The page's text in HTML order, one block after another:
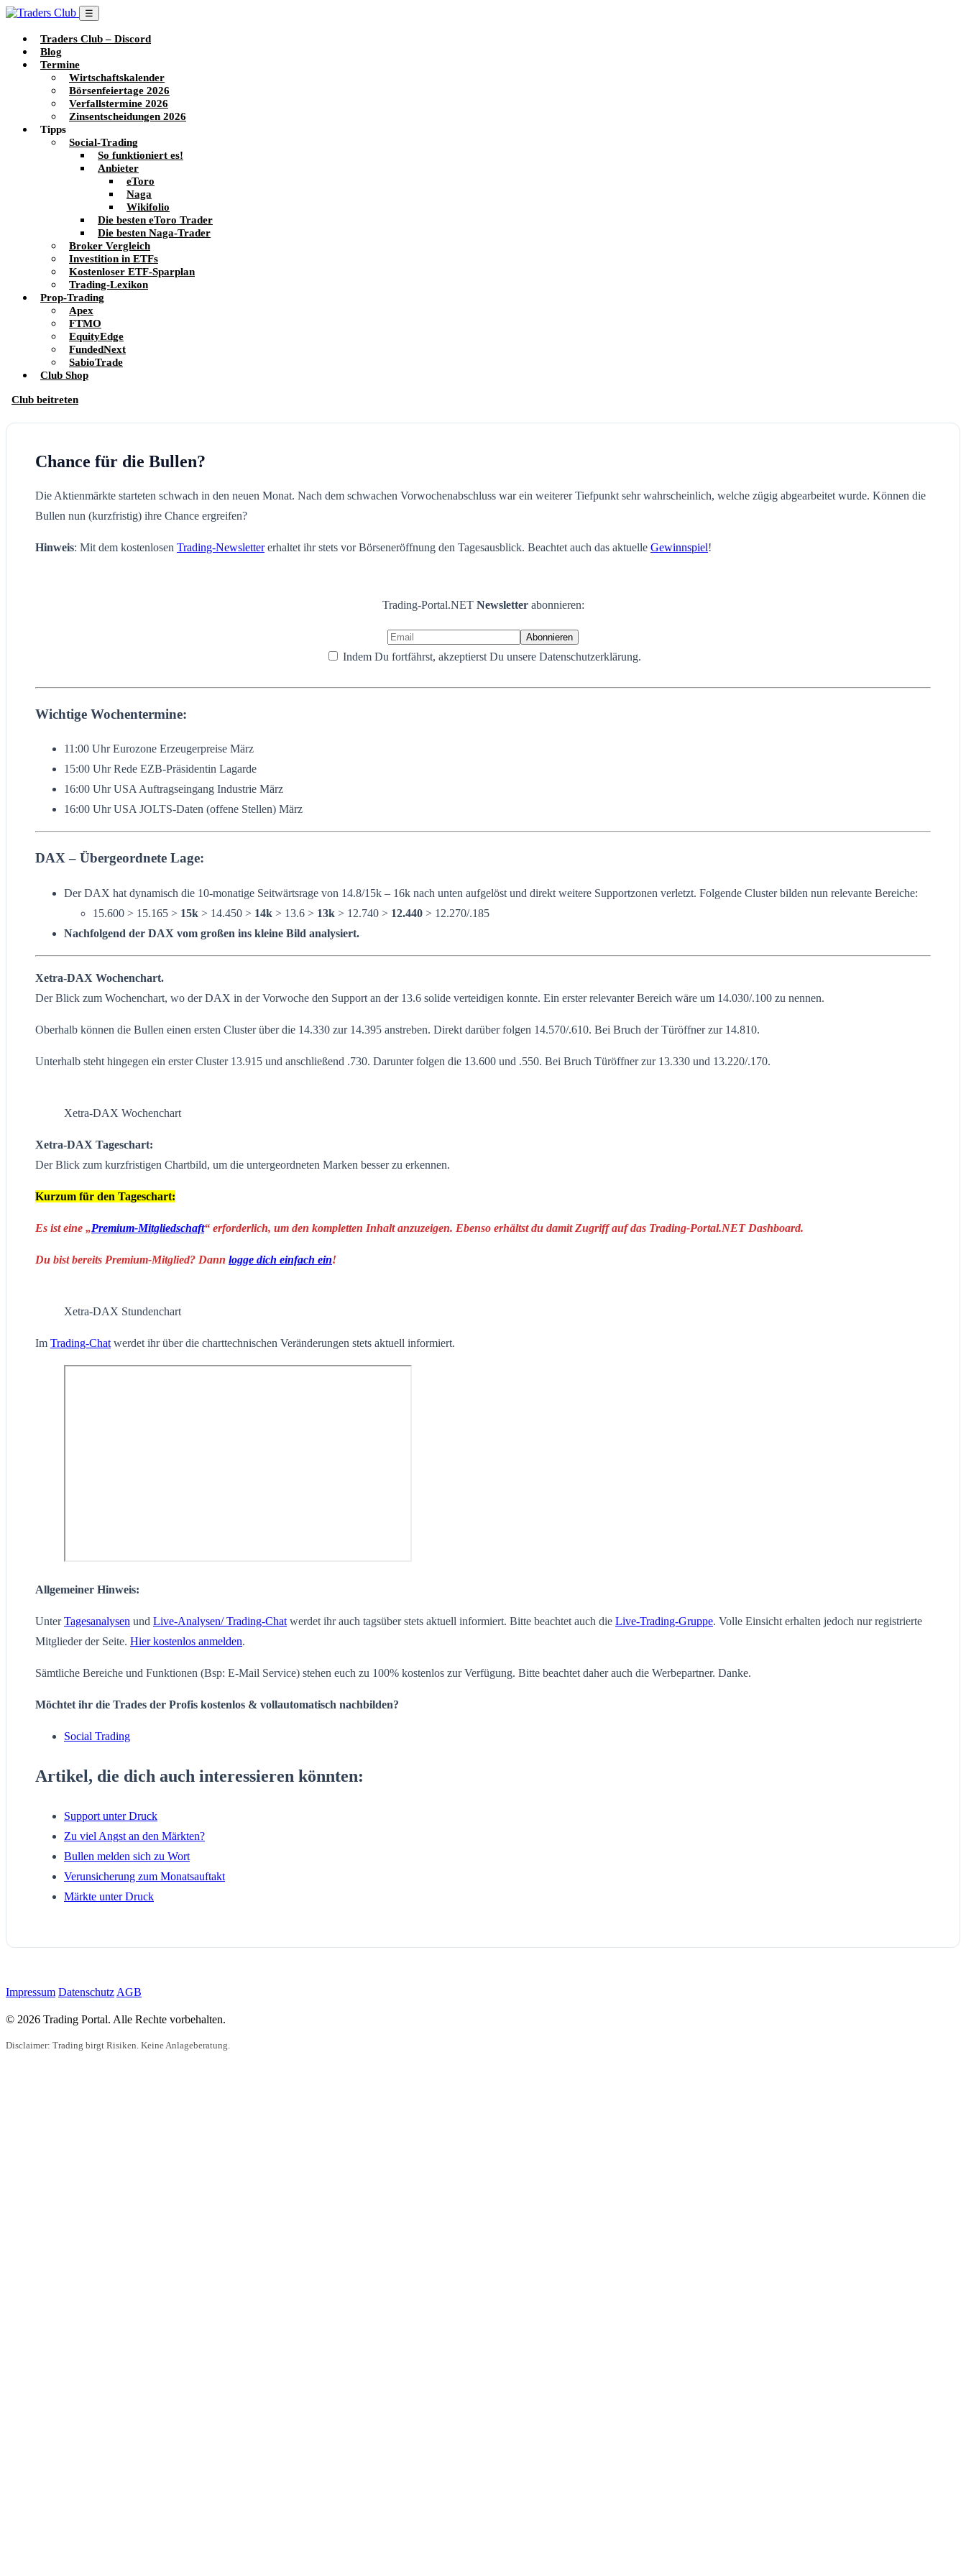
☰
Traders Club – Discord
Blog
Termine
Wirtschaftskalender
Börsenfeiertage 2026
Verfallstermine 2026
Zinsentscheidungen 2026
Tipps
Social-Trading
So funktioniert es!
Anbieter
eToro
Naga
Wikifolio
Die besten eToro Trader
Die besten Naga-Trader
Broker Vergleich
Investition in ETFs
Kostenloser ETF-Sparplan
Trading-Lexikon
Prop-Trading
Apex
FTMO
EquityEdge
FundedNext
SabioTrade
Club Shop
Club beitreten
Chance für die Bullen?
Die Aktienmärkte starteten schwach in den neuen Monat. Nach dem schwachen Vorwochenabschluss war ein weiterer Tiefpunkt sehr wahrscheinlich, welche zügig abgearbeitet wurde. Können die
Bullen nun (kurzfristig) ihre Chance ergreifen?
Hinweis: Mit dem kostenlosen Trading-Newslettererhaltet ihr stets vor Börseneröffnung den Tagesausblick. Beachtet auch das aktuelle Gewinnspiel!
Trading-Portal.NET Newsletter abonnieren:
Indem Du fortfährst, akzeptierst Du unsere Datenschutzerklärung.
Wichtige Wochentermine:
11:00 Uhr Eurozone Erzeugerpreise März
15:00 Uhr Rede EZB-Präsidentin Lagarde
16:00 Uhr USA Auftragseingang Industrie März
16:00 Uhr USA JOLTS-Daten (offene Stellen) März
DAX – Übergeordnete Lage:
Der DAX hat dynamisch die 10-monatige Seitwärtsrage von 14.8/15k – 16k nach unten aufgelöst und direkt weitere Supportzonen verletzt. Folgende Cluster bilden nun relevante Bereiche:
15.600 > 15.165 > 15k > 14.450 > 14k > 13.6 > 13k > 12.740 > 12.440 > 12.270/.185
Nachfolgend der DAX vom großen ins kleine Bild analysiert.
Xetra-DAX Wochenchart.
Der Blick zum Wochenchart, wo der DAX in der Vorwoche den Support an der 13.6 solide verteidigen konnte. Ein erster relevanter Bereich wäre um 14.030/.100 zu nennen.
Oberhalb können die Bullen einen ersten Cluster über die 14.330 zur 14.395 anstreben. Direkt darüber folgen 14.570/.610. Bei Bruch der Türöffner zur 14.810.
Unterhalb steht hingegen ein erster Cluster 13.915 und anschließend .730. Darunter folgen die 13.600 und .550. Bei Bruch Türöffner zur 13.330 und 13.220/.170.
Xetra-DAX Wochenchart
Xetra-DAX Tageschart:
Der Blick zum kurzfristigen Chartbild, um die untergeordneten Marken besser zu erkennen.
Kurzum für den Tageschart:
Es ist eine „Premium-Mitgliedschaft“ erforderlich, um den kompletten Inhalt anzuzeigen. Ebenso erhältst du damit Zugriff auf das Trading-Portal.NET Dashboard.
Du bist bereits Premium-Mitglied? Dann logge dich einfach ein!
Xetra-DAX Stundenchart
Im Trading-Chat werdet ihr über die charttechnischen Veränderungen stets aktuell informiert.
Allgemeiner Hinweis:
UnterTagesanalysen und Live-Analysen/ Trading-Chat werdet ihr auch tagsüber stets aktuell informiert. Bitte beachtet auch die Live-Trading-Gruppe. Volle Einsicht erhalten jedoch nur registrierte
Mitglieder der Seite. Hier kostenlos anmelden.
Sämtliche Bereiche und Funktionen (Bsp: E-Mail Service) stehen euch zu 100% kostenlos zur Verfügung. Bitte beachtet daher auch die Werbepartner. Danke.
Möchtet ihr die Trades der Profis kostenlos & vollautomatisch nachbilden?
Social Trading
Artikel, die dich auch interessieren könnten:
Support unter Druck
Zu viel Angst an den Märkten?
Bullen melden sich zu Wort
Verunsicherung zum Monatsauftakt
Märkte unter Druck
Impressum Datenschutz AGB
© 2026 Trading Portal. Alle Rechte vorbehalten.
Disclaimer: Trading birgt Risiken. Keine Anlageberatung.